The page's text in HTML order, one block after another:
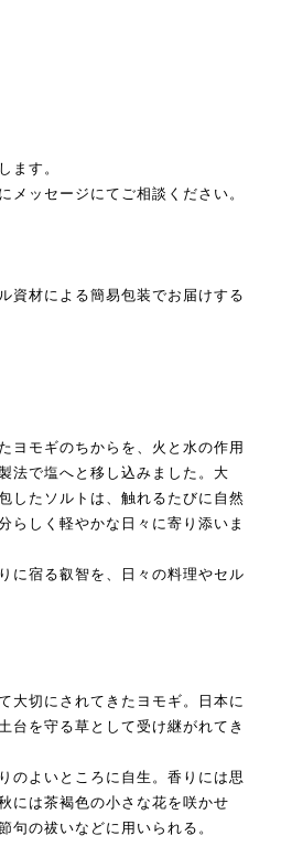
ます。
メッセージにてご相談ください。
資材による簡易包装でお届けする
ヨモギのちからを、火と水の作用
法で塩へと移し込みました。大
したソルトは、触れるたびに自然
らしく軽やかな日々に寄り添いま
に宿る叡智を、日々の料理やセル
大切にされてきたヨモギ。日本に
台を守る草として受け継がれてき
のよいところに自生。香りには思
には茶褐色の小さな花を咲かせ
句の祓いなどに用いられる。